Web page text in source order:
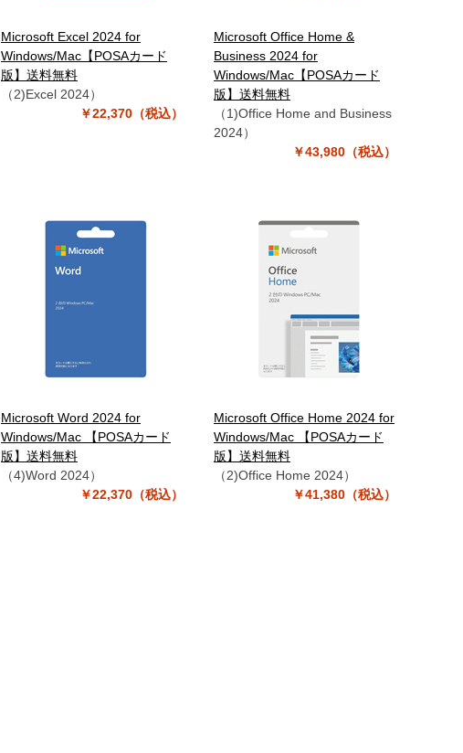
Microsoft Excel 2024 for
Windows/Mac【POSAカード
版】送料無料
（2)Excel 2024）
￥22,370（税込）
Microsoft Office Home &
Business 2024 for
Windows/Mac【POSAカード
版】送料無料
（1)Office Home and Business
2024）
￥43,980（税込）
Microsoft Word 2024 for
Windows/Mac 【POSAカード
版】送料無料
（4)Word 2024）
￥22,370（税込）
Microsoft Office Home 2024 for
Windows/Mac 【POSAカード
版】送料無料
（2)Office Home 2024）
￥41,380（税込）